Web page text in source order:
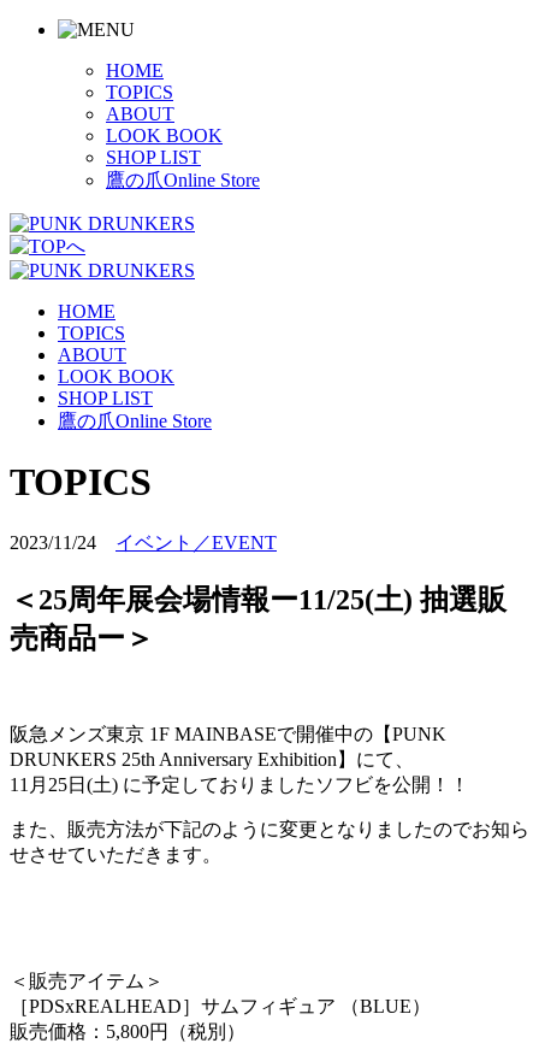
HOME
TOPICS
ABOUT
LOOK BOOK
SHOP LIST
鷹の爪Online Store
HOME
TOPICS
ABOUT
LOOK BOOK
SHOP LIST
鷹の爪Online Store
TOPICS
2023/11/24 イベント／EVENT
＜25周年展会場情報ー11/25(土) 抽選販
売商品ー＞
阪急メンズ東京 1F MAINBASEで開催中の【PUNK
DRUNKERS 25th Anniversary Exhibition】にて、
11月25日(土) に予定しておりましたソフビを公開！！
また、販売方法が下記のように変更となりましたのでお知ら
せさせていただきます。
＜販売アイテム＞
［PDSxREALHEAD］サムフィギュア （BLUE）
販売価格：5,800円（税別）